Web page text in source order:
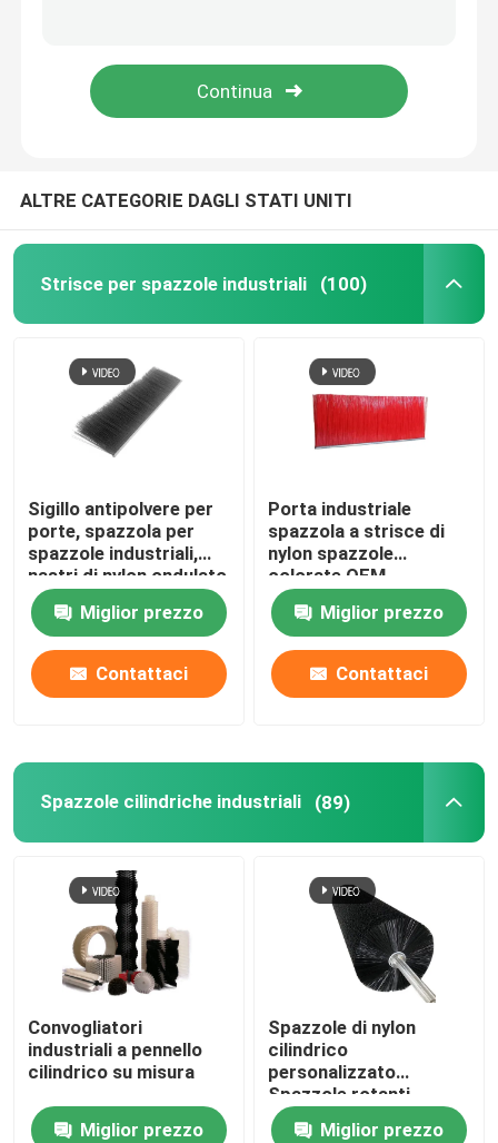
Spazzole per lattoni
Spazzola per tubi di filo
Spazzola per la diffusione della rete
Spazzole industriali su misura
ALTRE CATEGORIE DAGLI STATI UNITI
Strisce per spazzole industriali (100)
Sigillo antipolvere per
porte, spazzola per
spazzole industriali,
nastri di nylon ondulato
personalizzati
Miglior prezzo
Contattaci
Porta industriale
spazzola a strisce di
nylon spazzole
colorate OEM
Miglior prezzo
Contattaci
Spazzole cilindriche industriali (89)
Convogliatori
industriali a pennello
cilindrico su misura
Miglior prezzo
Spazzole di nylon
cilindrico
personalizzato
Spazzole rotanti
industriali
Miglior prezzo